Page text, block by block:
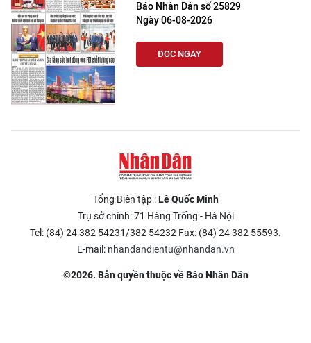
Báo Nhân Dân số 25829
Ngày 06-08-2026
ĐỌC NGAY
Tổng Biên tập :Lê Quốc Minh
Trụ sở chính: 71 Hàng Trống - Hà Nội
Tel: (84) 24 382 54231/382 54232 Fax: (84) 24 382 55593.
E-mail: nhandandientu@nhandan.vn
©2026. Bản quyền thuộc về Báo Nhân Dân